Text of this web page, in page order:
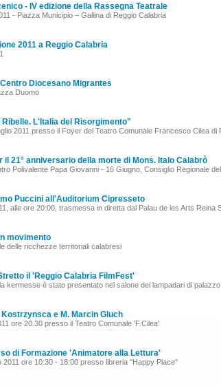
- IV edizione della Rassegna Teatrale
- Piazza Municipio – Gallina di Reggio Calabria
2011 a Reggio Calabria
Diocesano Migrantes
Duomo
L'Italia del Risorgimento"
2011 presso il Foyer del Teatro Comunale Francesco Cilea di
il 21° anniversario della morte di Mons. Italo Calabrò
Polivalente Papa Giovanni - 16 Giugno, Consiglio Regionale
Puccini all'Auditorium Cipresseto
alle ore 20:00, trasmessa in diretta dal Palau de les Arts Reina
movimento
delle ricchezze territoriali calabresi
il 'Reggio Calabria FilmFest'
kermesse è stato presentato nel salone dei lampadari di
e M. Marcin Gluch
ore 20.30 presso il Teatro Comunale 'F.Cilea'
di Formazione 'Animatore alla Lettura'
2011 ore 10:30 - 18:00 presso libreria "Happy Place"